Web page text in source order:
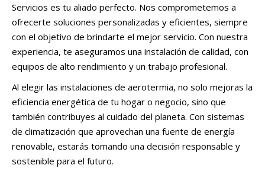
Servicios es tu aliado perfecto. Nos comprometemos a
ofrecerte soluciones personalizadas y eficientes, siempre
con el objetivo de brindarte el mejor servicio. Con nuestra
experiencia, te aseguramos una instalación de calidad, con
equipos de alto rendimiento y un trabajo profesional.
Al elegir las instalaciones de aerotermia, no solo mejoras la
eficiencia energética de tu hogar o negocio, sino que
también contribuyes al cuidado del planeta. Con sistemas
de climatización que aprovechan una fuente de energía
renovable, estarás tomando una decisión responsable y
sostenible para el futuro.